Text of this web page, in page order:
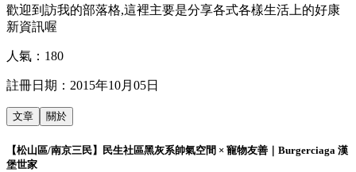
歡迎到訪我的部落格,這裡主要是分享各式各樣生活上的好康
新資訊喔
人氣： 180
註冊日期： 2015年10月05日
文章 關於
【松山區/南京三民】民生社區黑灰系帥氣空間 × 寵物友善｜Burgerciaga 漢
堡世家